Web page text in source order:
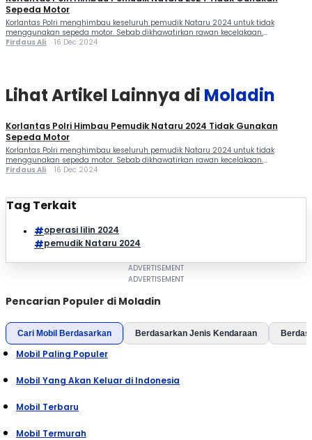
Sepeda Motor
Korlantas Polri menghimbau keseluruh pemudik Nataru 2024 untuk tidak
menggunakan sepeda motor. Sebab dikhawatirkan rawan kecelakaan.
Kakorlantas Polri, Irjen Pol Aan suhanan menghimbau kepada masyarakat untuk
Firdaus Ali 16 Dec 2024
Lihat Artikel Lainnya di Moladin
Korlantas Polri Himbau Pemudik Nataru 2024 Tidak Gunakan
Sepeda Motor
Korlantas Polri menghimbau keseluruh pemudik Nataru 2024 untuk tidak
menggunakan sepeda motor. Sebab dikhawatirkan rawan kecelakaan.
Kakorlantas Polri, Irjen Pol Aan suhanan menghimbau kepada masyarakat untuk
tingkat kecelakaan kendaraan roda dua mencapai 78 persen. “Kepada
masyarakat […]
Firdaus Ali 16 Dec 2024
Tag Terkait
operasi lilin 2024
pemudik Nataru 2024
Pencarian Populer di Moladin
Cari Mobil Berdasarkan Berdasarkan Jenis Kendaraan
Mobil Paling Populer
Mobil Yang Akan Keluar di Indonesia
Mobil Terbaru
Mobil Termurah